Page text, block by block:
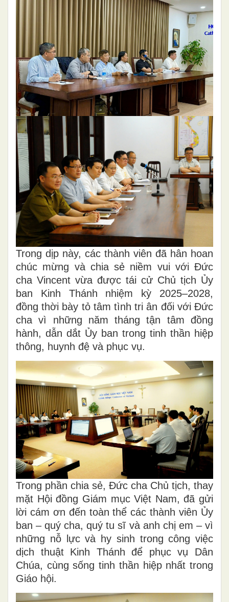
Trong dịp này, các thành viên đã hân hoan
chúc mừng và chia sẻ niềm vui với Đức
cha Vincent vừa được tái cử Chủ tịch Ủy
ban Kinh Thánh nhiệm kỳ 2025–2028,
đồng thời bày tỏ tâm tình tri ân đối với Đức
cha vì những năm tháng tận tâm đồng
hành, dẫn dắt Ủy ban trong tinh thần hiệp
thông, huynh đệ và phục vụ.
Trong phần chia sẻ, Đức cha Chủ tịch, thay
mặt Hội đồng Giám mục Việt Nam, đã gửi
lời cám ơn đến toàn thể các thành viên Ủy
ban – quý cha, quý tu sĩ và anh chị em – vì
những nỗ lực và hy sinh trong công việc
dịch thuật Kinh Thánh để phục vụ Dân
Chúa, cùng sống tinh thần hiệp nhất trong
Giáo hội.